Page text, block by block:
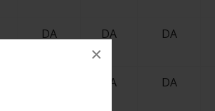
×
DA DA DA
DA DA